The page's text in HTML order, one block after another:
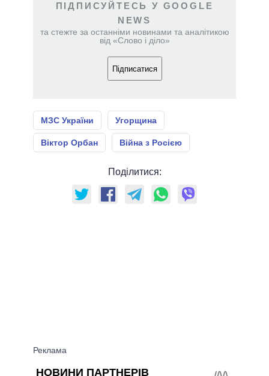
ПІДПИСУЙТЕСЬ У GOOGLE
NEWS
та стежте за останніми новинами та аналітикою
від «Слово і діло»
Підписатися
МЗС України Угорщина
Віктор Орбан Війна з Росією
Поділитися: